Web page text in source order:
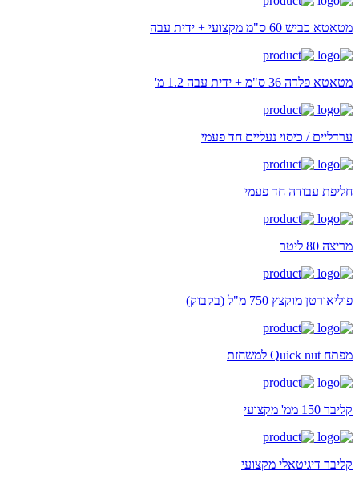
מטאטא כביש 60 ס"מ מקצועי + ידית עבה
מטאטא פלדה 36 ס"מ + ידית עבה 1.2 מ'
ערדליים / כיסוי נעליים חד פעמי
חליפת עבודה חד פעמי
מריצה 80 ליטר
פוליאורטן מוקצץ 750 מ"ל (בקבוק)
מפתח Quick nut למשחזת
קליבר 150 ממ' מקצועי
קליבר דיגיטאלי מקצועי